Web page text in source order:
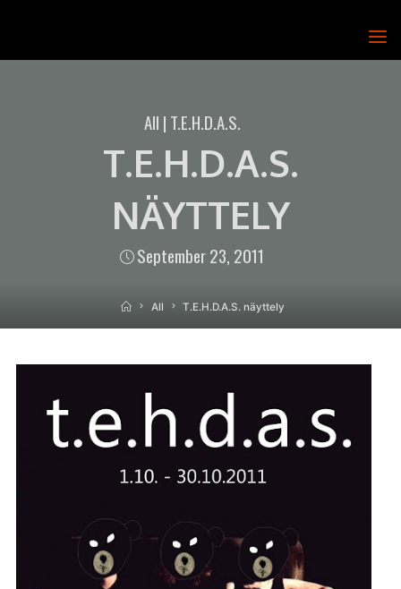
All | T.E.H.D.A.S.
T.E.H.D.A.S.
NÄYTTELY
September 23, 2011
Home
All T.E.H.D.A.S. näyttely